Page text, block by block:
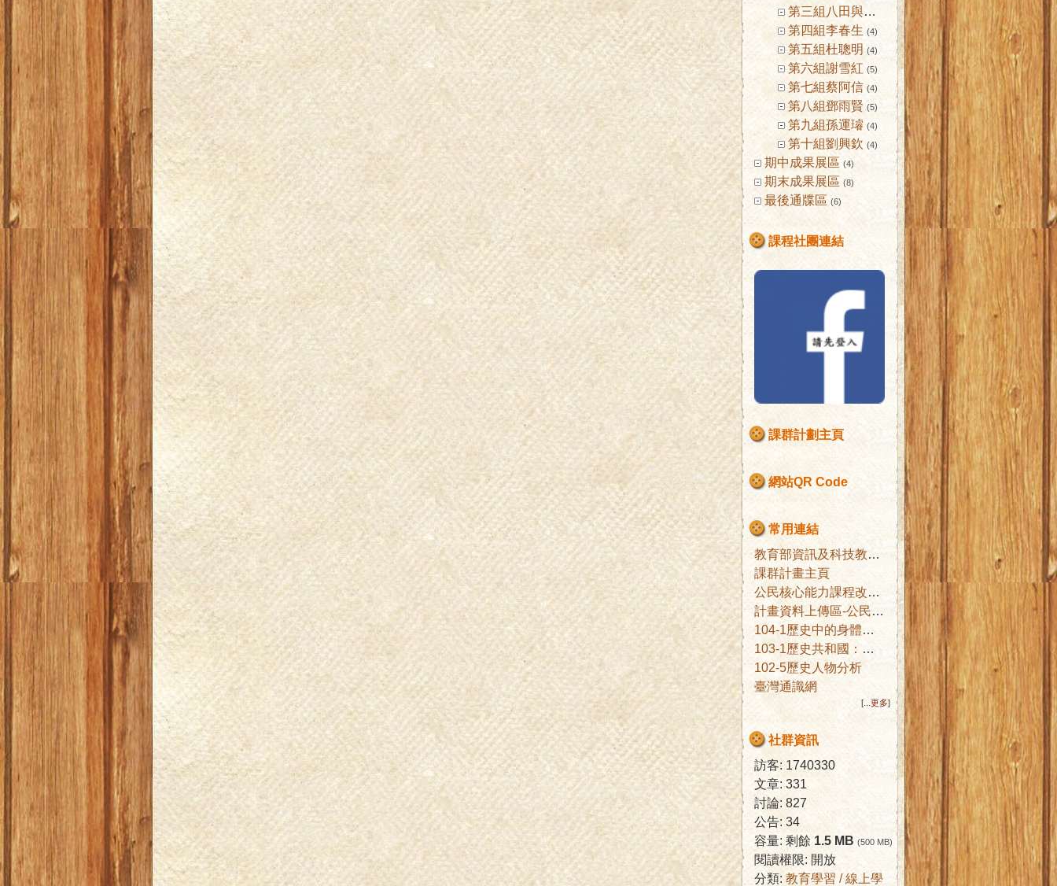
第三組八田與一
第四組李春生 (4)
第五組杜聰明 (4)
第六組謝雪紅 (5)
第七組蔡阿信 (4)
第八組鄧雨賢 (5)
第九組孫運璿 (4)
第十組劉興欽 (4)
期中成果展區 (4)
期末成果展區 (8)
最後通牒區 (6)
課程社團連結
課群計劃主頁
網站QR Code
常用連結
教育部資訊及科技教育司
課群計畫主頁
公民核心能力課程改進子計畫公佈欄
計畫資料上傳區-公民核心能力課程改進子計畫辦公室
104-1歷史中的身體文化
103-1歷史共和國：互文詮釋與想像
102-5歷史人物分析
臺灣通識網
[ ...更多]
社群資訊
訪客: 1740330
文章: 331
討論: 827
公告: 34
容量: 剩餘 1.5 MB (500 MB)
閱讀權限: 開放
分類: 教育學習 / 線上學